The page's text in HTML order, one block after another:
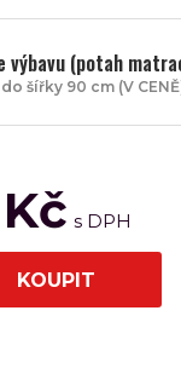
výbavu (potah
šířky 90 cm (V
KOUPIT